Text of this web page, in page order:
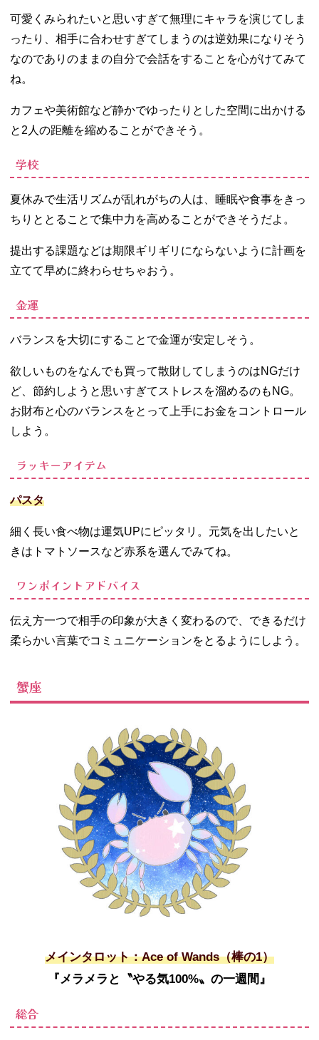
可愛くみられたいと思いすぎて無理にキャラを演じてしま
ったり、相手に合わせすぎてしまうのは逆効果になりそう
なのでありのままの自分で会話をすることを心がけてみて
ね。
カフェや美術館など静かでゆったりとした空間に出かける
と2人の距離を縮めることができそう。
学校
夏休みで生活リズムが乱れがちの人は、睡眠や食事をきっ
ちりととることで集中力を高めることができそうだよ。
提出する課題などは期限ギリギリにならないように計画を
立てて早めに終わらせちゃおう。
金運
バランスを大切にすることで金運が安定しそう。
欲しいものをなんでも買って散財してしまうのはNGだけ
ど、節約しようと思いすぎてストレスを溜めるのもNG。
お財布と心のバランスをとって上手にお金をコントロール
しよう。
ラッキーアイテム
パスタ
細く長い食べ物は運気UPにピッタリ。元気を出したいと
きはトマトソースなど赤系を選んでみてね。
ワンポイントアドバイス
伝え方一つで相手の印象が大きく変わるので、できるだけ
柔らかい言葉でコミュニケーションをとるようにしよう。
蟹座
メインタロット：Ace of Wands（棒の1）
『メラメラと〝やる気100%〟の一週間』
総合